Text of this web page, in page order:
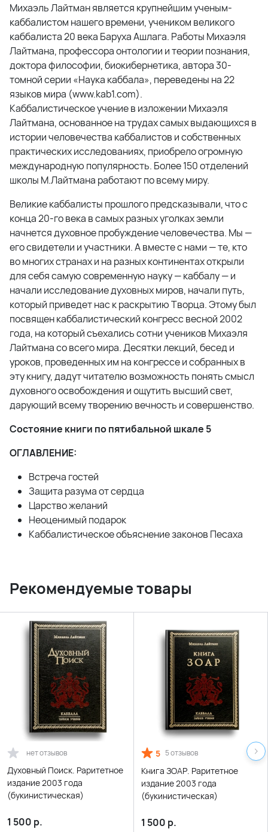
Михаэль Лайтман является крупнейшим ученым-
каббалистом нашего времени, учеником великого
каббалиста 20 века Баруха Ашлага. Работы Михаэля
Лайтмана, профессора онтологии и теории познания,
доктора философии, биокибернетика, автора 30-
томной серии «Наука каббала», переведены на 22
языков мира (www.kab1.com).
Каббалистическое учение в изложении Михаэля
Лайтмана, основанное на трудах самых выдающихся в
истории человечества каббалистов и собственных
практических исследованиях, приобрело огромную
международную популярность. Более 150 отделений
школы М.Лайтмана работают по всему миру.
Великие каббалисты прошлого предсказывали, что с
конца 20-го века в самых разных уголках земли
начнется духовное пробуждение человечества. Мы —
его свидетели и участники. А вместе с нами — те, кто
во многих странах и на разных континентах открыли
для себя самую современную науку — каббалу — и
начали исследование духовных миров, начали путь,
который приведет нас к раскрытию Творца. Этому был
посвящен каббалистический конгресс весной 2002
года, на который съехались сотни учеников Михаэля
Лайтмана со всего мира. Десятки лекций, бесед и
уроков, проведенных им на конгрессе и собранных в
эту книгу, дадут читателю возможность понять смысл
духовного освобождения и ощутить высший свет,
дарующий всему творению вечность и совершенство.
Состояние книги по пятибальной шкале 5
ОГЛАВЛЕНИЕ:
Встреча гостей
Защита разума от сердца
Царство желаний
Неоценимый подарок
Каббалистическое объяснение законов Песаха
Рекомендуемые товары
нет отзывов
Духовный Поиск. Раритетное
издание 2003 года
(букинистическая)
1 500 р.
5 5 отзывов
Книга ЗОАР. Раритетное
издание 2003 года
(букинистическая)
1 500 р.